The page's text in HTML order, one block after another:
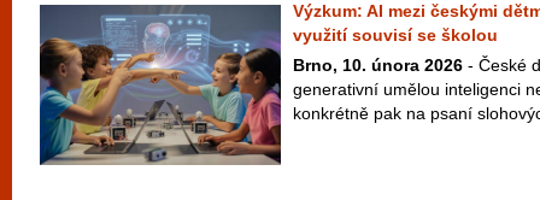
Výzkum: AI mezi českými
využití souvisí se školou
Brno, 10. února 2026 - České
generativní umělou inteligenci
konkrétně pak na psaní